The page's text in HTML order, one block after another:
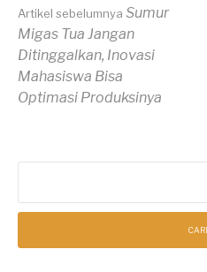
Lanjut
Membaca
Artikel sebelumnya Sumur
Migas Tua Jangan
Ditinggalkan, Inovasi
Mahasiswa Bisa
Optimasi Produksinya